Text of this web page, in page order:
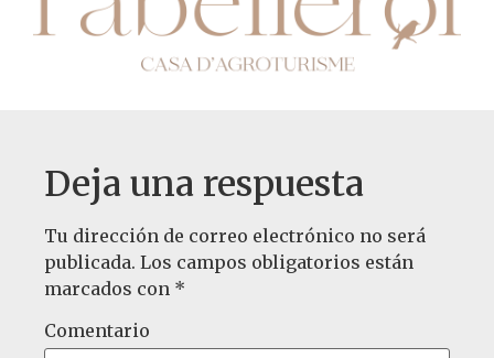
Deja una respuesta
Tu dirección de correo electrónico no será
publicada. Los campos obligatorios están
marcados con *
Comentario